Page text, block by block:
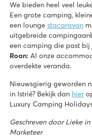
We bieden heel veel
Een grote camping,
een lounge stacaravan
uitgebreide
een camping die past bij
Roan: Al onze
overdekte veranda.
Nieuwsgierig geworden
in Istrië? Bekijk dan hier
Luxury Camping
Geschreven door Lieke
Marketeer